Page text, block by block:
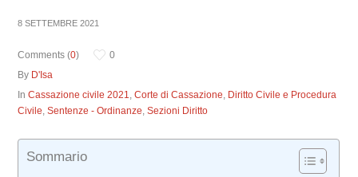
8 SETTEMBRE 2021
Comments (0)
0
By D'Isa
InCassazione civile 2021,Corte di Cassazione, Diritto Civile e Procedura
Civile,Sentenze - Ordinanze,Sezioni Diritto
Sommario